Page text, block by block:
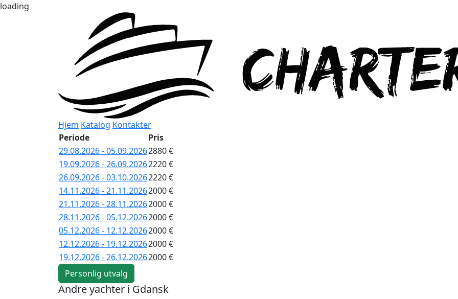
loading
Hjem Katalog Kontakter
Periode
Pris
29.08.2026 - 05.09.20262880 €
19.09.2026 - 26.09.20262220 €
26.09.2026 - 03.10.20262220 €
14.11.2026 - 21.11.20262000 €
21.11.2026 - 28.11.20262000 €
28.11.2026 - 05.12.20262000 €
05.12.2026 - 12.12.20262000 €
12.12.2026 - 19.12.20262000 €
19.12.2026 - 26.12.20262000 €
Personlig utvalg
Andre yachter i Gdansk